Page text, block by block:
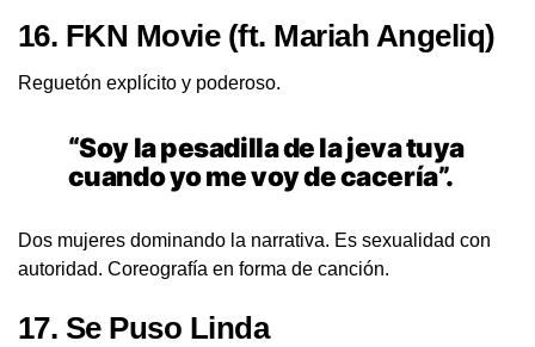
16. FKN Movie(ft. Mariah Angeliq)
Reguetón explícito y poderoso.
“Soy la pesadilla de la jeva tuya
cuando yo me voy de cacería”.
Dos mujeres dominando la narrativa. Es sexualidad con
autoridad. Coreografía en forma de canción.
17. Se Puso Linda